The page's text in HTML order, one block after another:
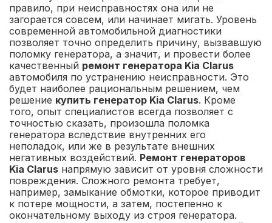
правило, при неисправностях она или не
загорается совсем, или начинает мигать. Уровень
современной автомобильной диагностики
позволяет точно определить причину, вызвавшую
поломку генератора, а значит, и провести более
качественный ремонт генератора Kia Clarus
автомобиля по устранению неисправности. Это
будет наиболее рациональным решением, чем
решение купить генератор Kia Clarus. Кроме
того, опыт специалистов всегда позволяет с
точностью сказать, произошла поломка
генератора вследствие внутренних его
неполадок, или же в результате внешних
негативных воздействий. Ремонт генераторов
Kia Clarus напрямую зависит от уровня сложности
повреждения. Сложного ремонта требует,
например, замыкание обмотки, которое приводит
к потере мощности, а затем, постепенно к
окончательному выходу из строя генератора.